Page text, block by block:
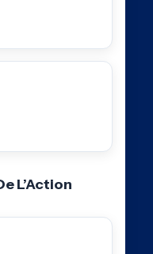
L’Action